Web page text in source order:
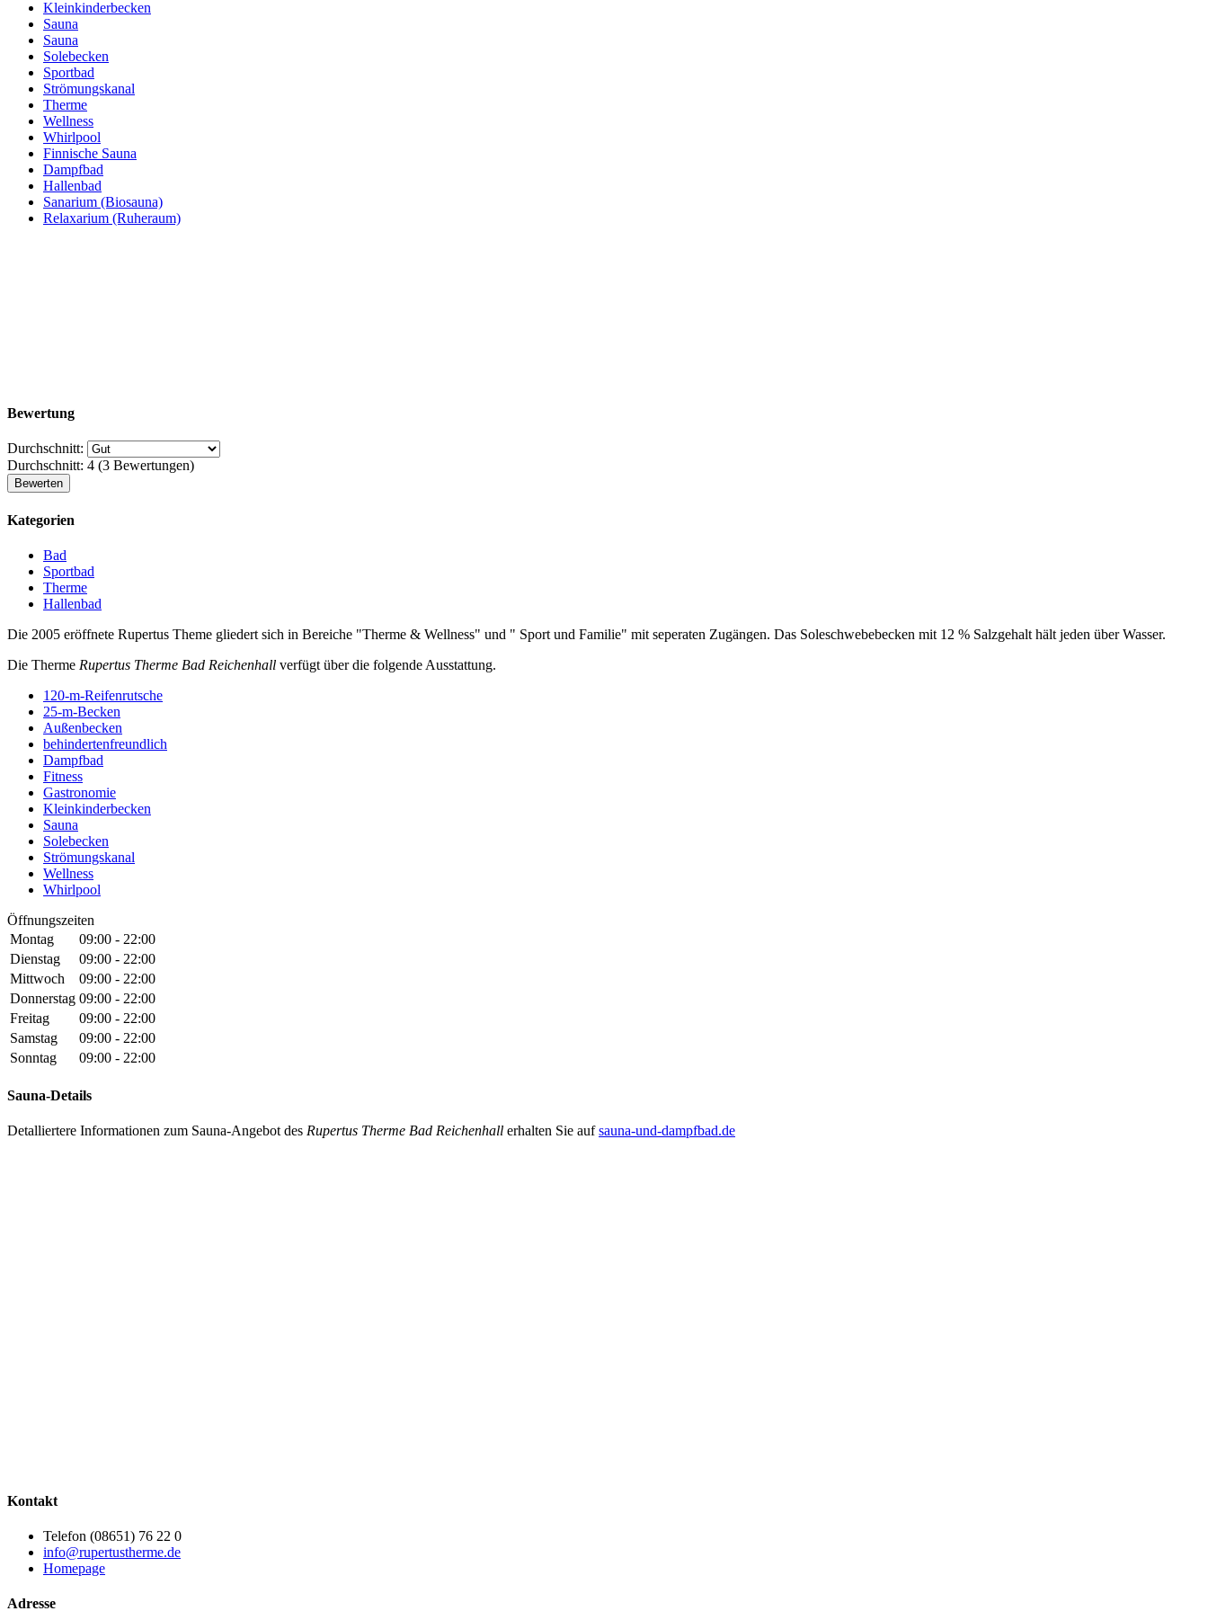
Kleinkinderbecken
Sauna
Sauna
Solebecken
Sportbad
Strömungskanal
Therme
Wellness
Whirlpool
Finnische Sauna
Dampfbad
Hallenbad
Sanarium (Biosauna)
Relaxarium (Ruheraum)
Bewertung
Durchschnitt:
Durchschnitt: 4 (3 Bewertungen)
Kategorien
Bad
Sportbad
Therme
Hallenbad
Die 2005 eröffnete Rupertus Theme gliedert sich in Bereiche "Therme & Wellness" und " Sport und Familie" mit seperaten Zugängen. Das Soleschwebebecken mit 12 % Salzgehalt hält jeden über Wasser.
Die Therme Rupertus Therme Bad Reichenhall verfügt über die folgende Ausstattung.
120-m-Reifenrutsche
25-m-Becken
Außenbecken
behindertenfreundlich
Dampfbad
Fitness
Gastronomie
Kleinkinderbecken
Sauna
Solebecken
Strömungskanal
Wellness
Whirlpool
Öffnungszeiten
Montag
09:00 - 22:00
Dienstag
09:00 - 22:00
Mittwoch
09:00 - 22:00
Donnerstag 09:00 - 22:00
Freitag
09:00 - 22:00
Samstag
09:00 - 22:00
Sonntag
09:00 - 22:00
Sauna-Details
Detalliertere Informationen zum Sauna-Angebot des Rupertus Therme Bad Reichenhall erhalten Sie aufsauna-und-dampfbad.de
Kontakt
Telefon (08651) 76 22 0
info@rupertustherme.de
Homepage
Adresse